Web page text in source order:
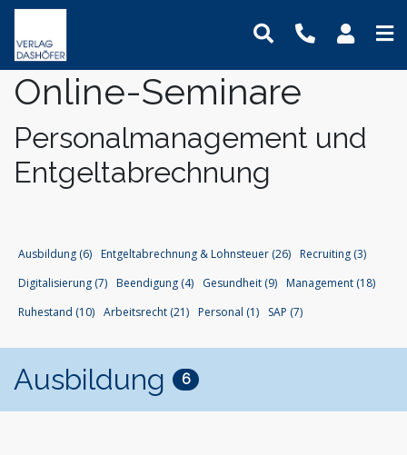
Online-Seminare
Online-Lehrgänge
VideoCampus
Seminare
Lehrgänge
Tagungen
Inhouse
Fachbücher
Handbücher
Software
Wissensdatenbanken
Assistenz und Sekretariat
Bauwesen und Architektur
Betriebsrat und Arbeitnehmervertretung
Einkauf
Krankenhaus und Pflege
Management und Unternehmensführung
Nachhaltigkeit
Personalmanagement und Entgeltabrechnung
Steuern, Finanzen und Controlling
Stiftungen und Non-Profit Organisationen
Newsletter
Podcasts
FAQ
Der Verlag
Unsere Profis
Presse
Online-Weiterbildung
Präsenz-Weiterbildung
Produkte
Dashöfer
Mein Benutzerkonto
Logout
Online-Seminare
Personalmanagement und
Entgeltabrechnung
Ausbildung (6) Entgeltabrechnung & Lohnsteuer (26) Recruiting (3)
Digitalisierung (7) Beendigung (4) Gesundheit (9) Management (18)
Ruhestand (10) Arbeitsrecht (21) Personal (1) SAP (7)
Ausbildung 6